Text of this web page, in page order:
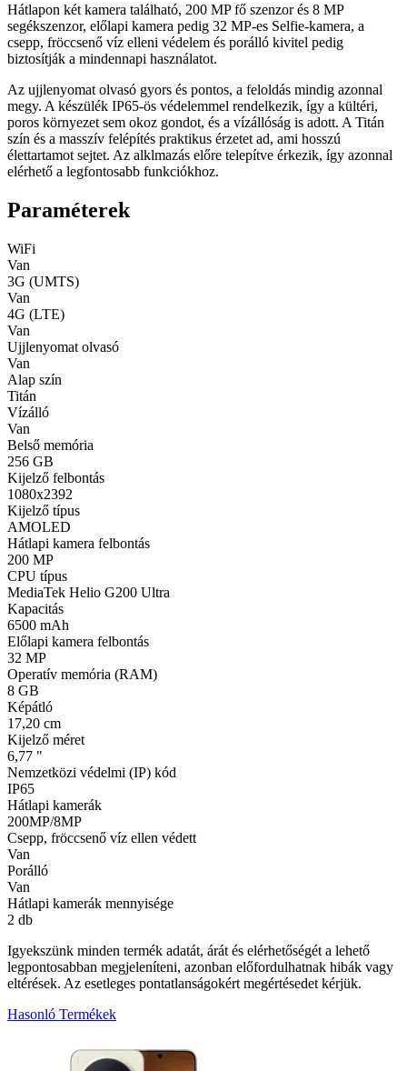
Hátlapon két kamera található, 200 MP fő szenzor és 8 MP
segékszenzor, előlapi kamera pedig 32 MP-es Selfie-kamera, a
csepp, fröccsenő víz elleni védelem és porálló kivitel pedig
biztosítják a mindennapi használatot.
Az ujjlenyomat olvasó gyors és pontos, a feloldás mindig azonnal
megy. A készülék IP65-ös védelemmel rendelkezik, így a kültéri,
poros környezet sem okoz gondot, és a vízállóság is adott. A Titán
szín és a masszív felépítés praktikus érzetet ad, ami hosszú
élettartamot sejtet. Az alklmazás előre telepítve érkezik, így azonnal
elérhető a legfontosabb funkciókhoz.
Paraméterek
WiFi
Van
3G (UMTS)
Van
4G (LTE)
Van
Ujjlenyomat olvasó
Van
Alap szín
Titán
Vízálló
Van
Belső memória
256 GB
Kijelző felbontás
1080x2392
Kijelző típus
AMOLED
Hátlapi kamera felbontás
200 MP
CPU típus
MediaTek Helio G200 Ultra
Kapacitás
6500 mAh
Előlapi kamera felbontás
32 MP
Operatív memória (RAM)
8 GB
Képátló
17,20 cm
Kijelző méret
6,77 "
Nemzetközi védelmi (IP) kód
IP65
Hátlapi kamerák
200MP/8MP
Csepp, fröccsenő víz ellen védett
Van
Porálló
Van
Hátlapi kamerák mennyisége
2 db
Igyekszünk minden termék adatát, árát és elérhetőségét a lehető
legpontosabban megjeleníteni, azonban előfordulhatnak hibák vagy
eltérések. Az esetleges pontatlanságokért megértésedet kérjük.
Hasonló Termékek